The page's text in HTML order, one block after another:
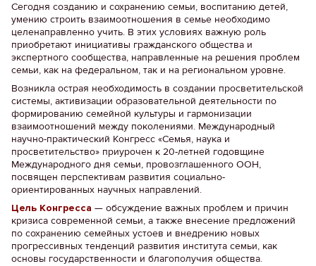
Сегодня созданию и сохранению семьи, воспитанию детей,
умению строить взаимоотношения в семье необходимо
целенаправленно учить. В этих условиях важную роль
приобретают инициативы гражданского общества и
экспертного сообщества, направленные на решения проблем
семьи, как на федеральном, так и на региональном уровне.
Возникла острая необходимость в создании просветительской
системы, активизации образовательной деятельности по
формированию семейной культуры и гармонизации
взаимоотношений между поколениями. Международный
научно-практический Конгресс «Семья, наука и
просветительство» приурочен к 20-летней годовщине
Международного дня семьи, провозглашенного ООН,
посвящен перспективам развития социально-
ориентированных научных направлений.
Цель Конгресса — обсуждение важных проблем и причин
кризиса современной семьи, а также внесение предложений
по сохранению семейных устоев и внедрению новых
прогрессивных тенденций развития института семьи, как
основы государственности и благополучия общества.